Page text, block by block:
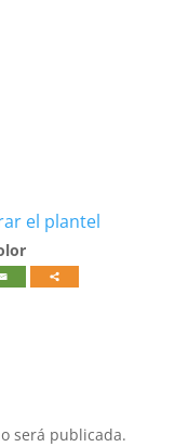
el plantel
será publicada.